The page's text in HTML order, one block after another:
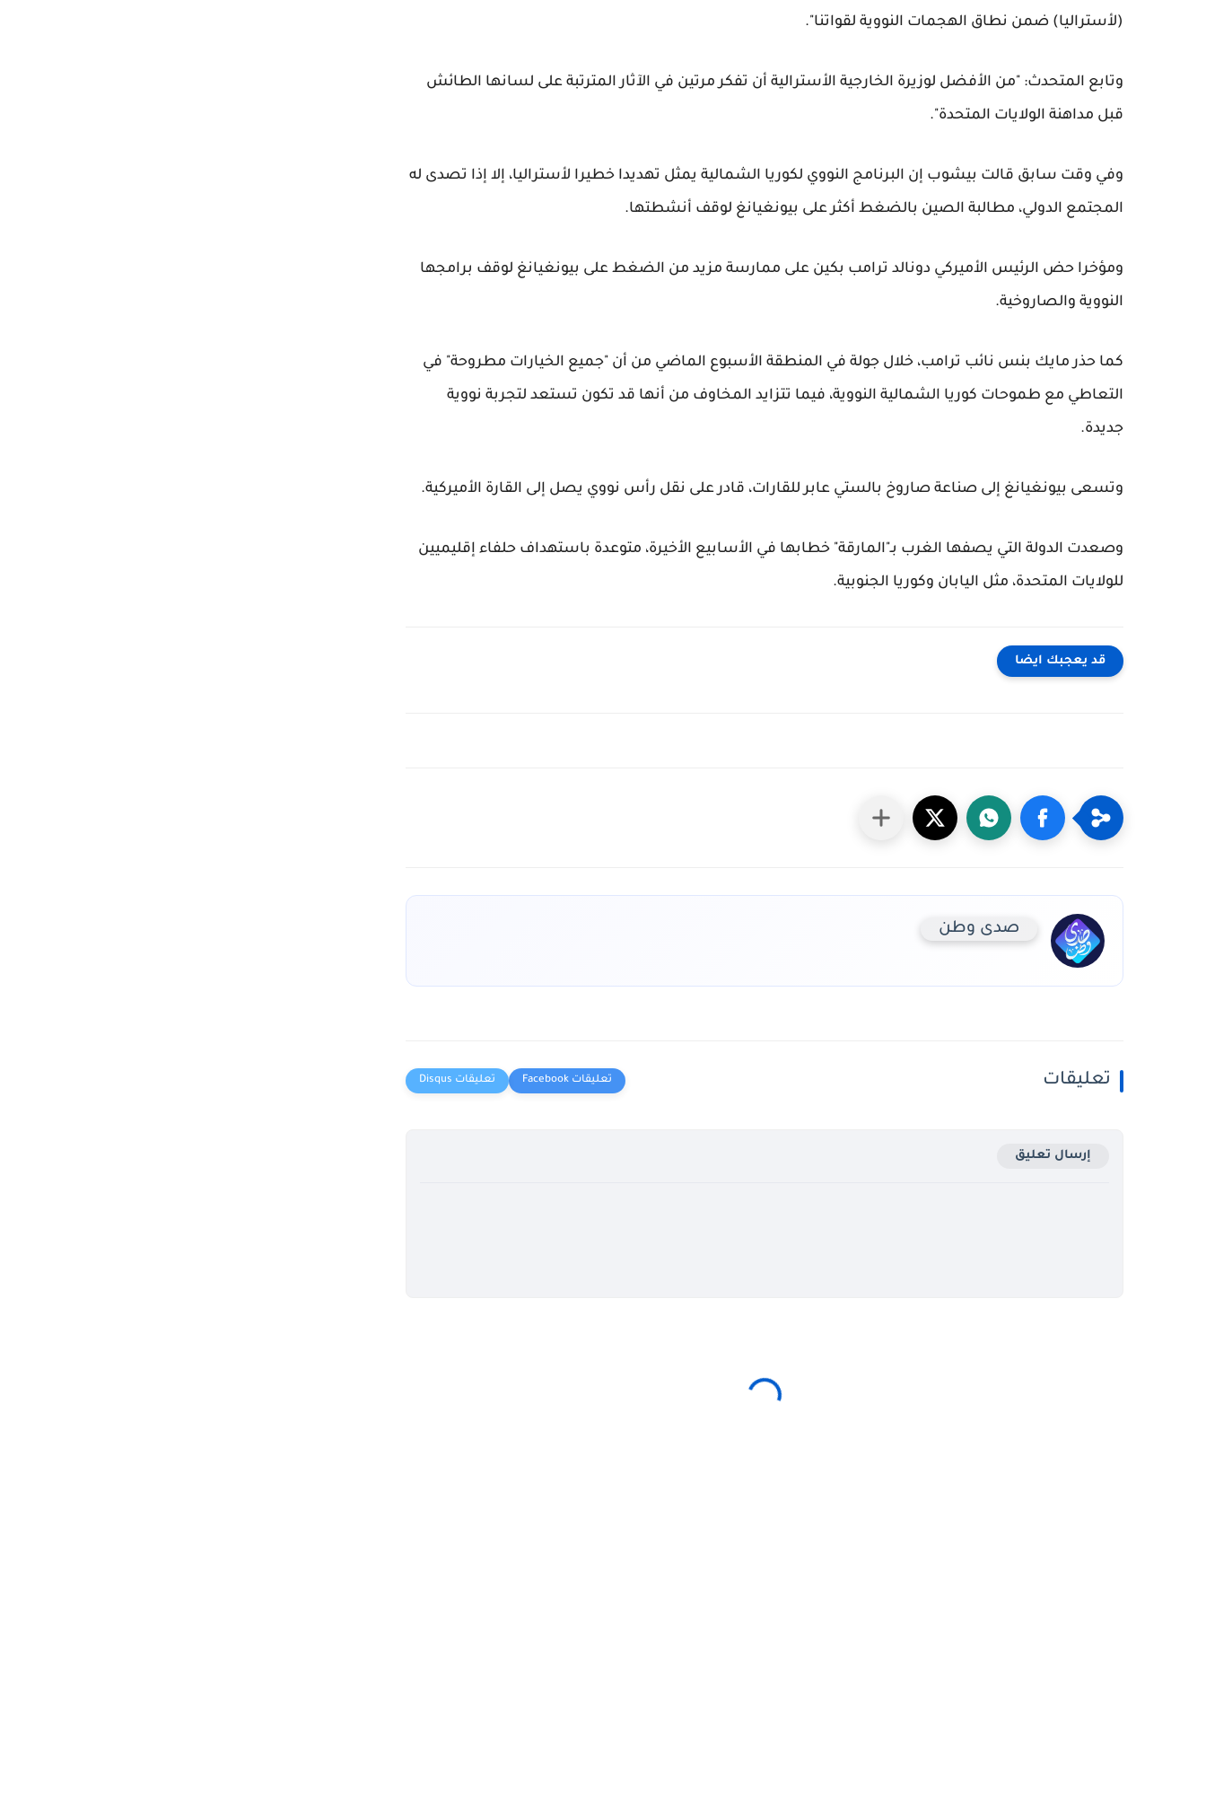
(لأستراليا) ضمن نطاق الهجمات النووية لقواتنا".
وتابع المتحدث: "من الأفضل لوزيرة الخارجية الأسترالية أن تفكر مرتين في الآثار المترتبة على لسانها الطائش
قبل مداهنة الولايات المتحدة".
وفي وقت سابق قالت بيشوب إن البرنامج النووي لكوريا الشمالية يمثل تهديدا خطيرا لأستراليا، إلا إذا تصدى له
المجتمع الدولي، مطالبة الصين بالضغط أكثر على بيونغيانغ لوقف أنشطتها.
ومؤخرا حض الرئيس الأميركي دونالد ترامب بكين على ممارسة مزيد من الضغط على بيونغيانغ لوقف برامجها
النووية والصاروخية.
كما حذر مايك بنس نائب ترامب، خلال جولة في المنطقة الأسبوع الماضي من أن "جميع الخيارات مطروحة" في
التعاطي مع طموحات كوريا الشمالية النووية، فيما تتزايد المخاوف من أنها قد تكون تستعد لتجربة نووية
جديدة.
وتسعى بيونغيانغ إلى صناعة صاروخ بالستي عابر للقارات، قادر على نقل رأس نووي يصل إلى القارة الأميركية.
وصعدت الدولة التي يصفها الغرب بـ"المارقة" خطابها في الأسابيع الأخيرة، متوعدة باستهداف حلفاء إقليميين
للولايات المتحدة، مثل اليابان وكوريا الجنوبية.
قد يعجبك ايضا
صدى وطن
تعليقات
إرسال تعليق